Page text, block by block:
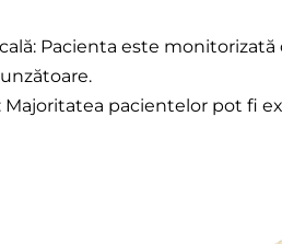
Pacienta este
Majoritatea pacientelor pot fi